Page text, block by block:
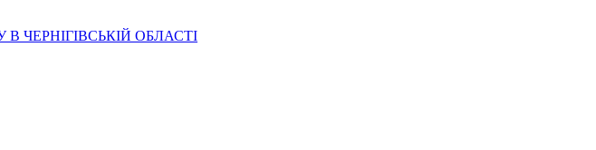
ОБЛАСТІ